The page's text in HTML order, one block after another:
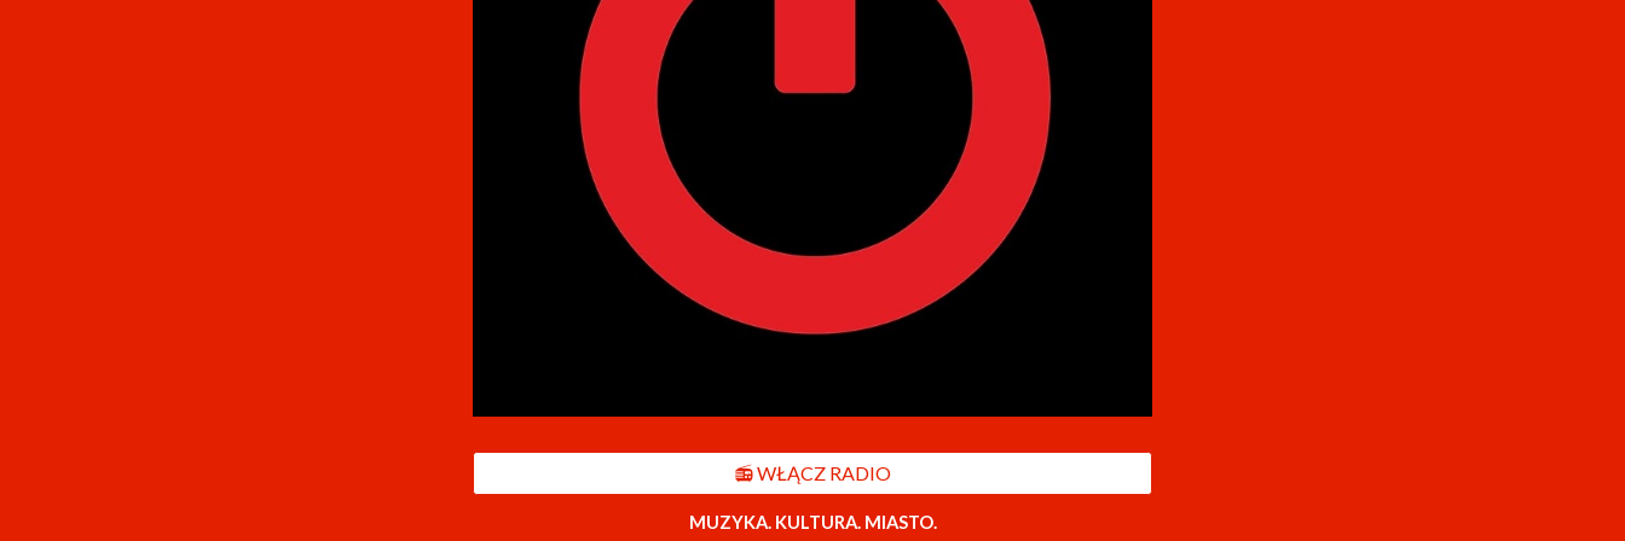
📻 WŁĄCZ RADIO
MUZYKA. KULTURA. MIASTO.